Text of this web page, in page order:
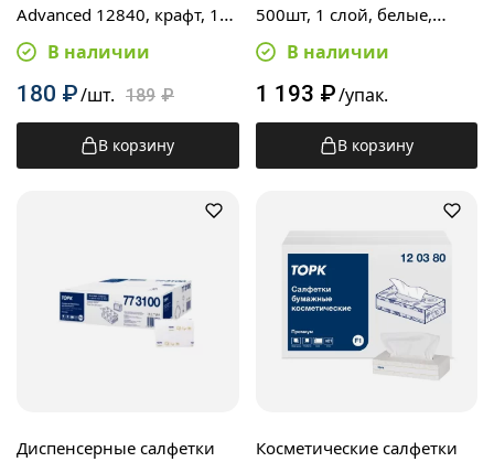
Advanced 12840, крафт, 1
слой, 225шт
В наличии
189 ₽
180 ₽/шт.
В корзину
500шт, 1 слой, белые,
10300В наличии
1 193 ₽/упак.
В корзину
Диспенсерные салфетки
Косметические салфетки